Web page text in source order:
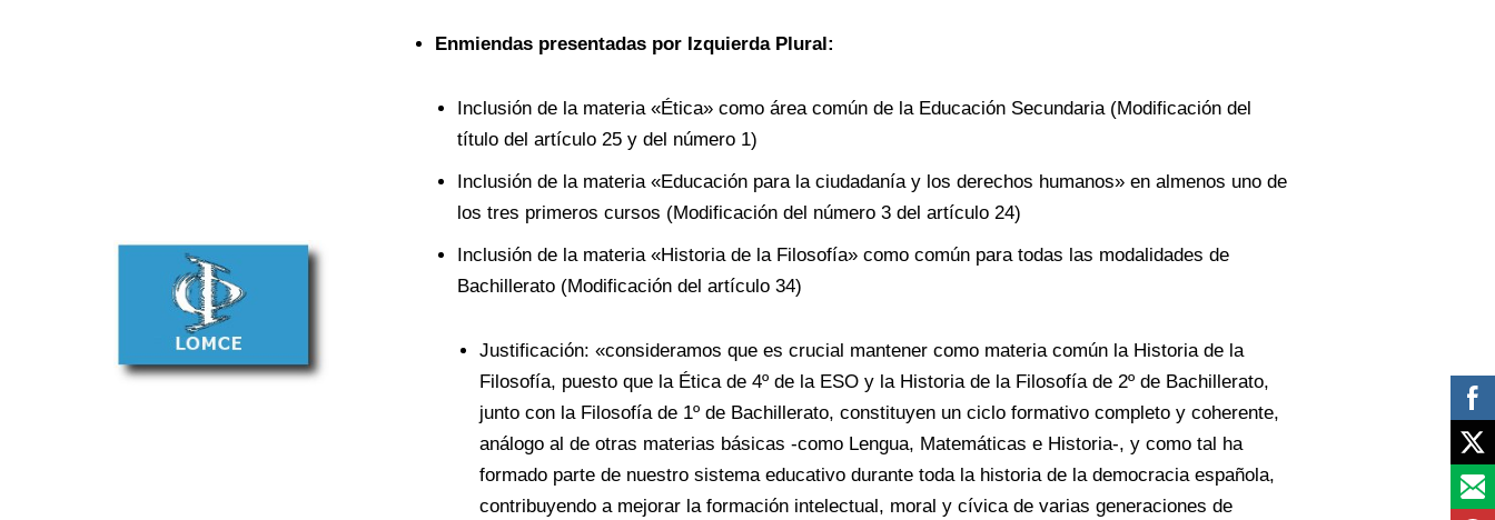
Enmiendas presentadas por Izquierda Plural:
Inclusión de la materia «Ética» como área común de la Educación Secundaria (Modificación del
título del artículo 25 y del número 1)
Inclusión de la materia «Educación para la ciudadanía y los derechos humanos» en almenos uno de
los tres primeros cursos (Modificación del número 3 del artículo 24)
Inclusión de la materia «Historia de la Filosofía» como común para todas las modalidades de
Bachillerato (Modificación del artículo 34)
Justificación: «consideramos que es crucial mantener como materia común la Historia de la
Filosofía, puesto que la Ética de 4º de la ESO y la Historia de la Filosofía de 2º de Bachillerato,
junto con la Filosofía de 1º de Bachillerato, constituyen un ciclo formativo completo y coherente,
análogo al de otras materias básicas -como Lengua, Matemáticas e Historia-, y como tal ha
formado parte de nuestro sistema educativo durante toda la historia de la democracia española,
contribuyendo a mejorar la formación intelectual, moral y cívica de varias generaciones de